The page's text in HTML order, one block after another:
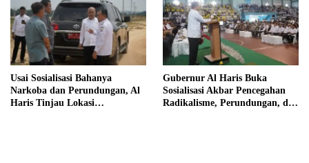
Usai Sosialisasi Bahanya
Narkoba dan Perundungan, Al
Haris Tinjau Lokasi
Gubernur Al Haris Buka
Sosialisasi Akbar Pencegahan
Radikalisme, Perundungan, dan